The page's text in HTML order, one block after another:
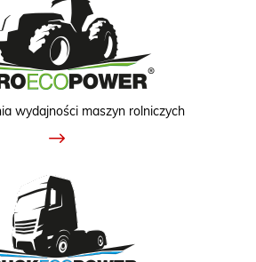
wydajności maszyn rolniczych